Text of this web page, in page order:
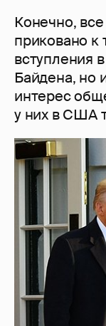
Конечно,
приковано
вступления
Байдена, но
интерес
у них в США